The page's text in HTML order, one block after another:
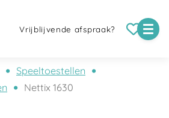
Vrijblijvende afspraak?
Speeltoestellen
Nettix 1630